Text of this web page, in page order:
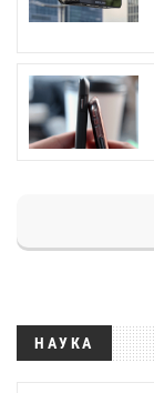
НАУКА